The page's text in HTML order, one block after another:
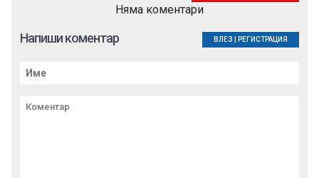
Няма коментари
Напиши коментар ВЛЕЗ РЕГИСТРАЦИЯ